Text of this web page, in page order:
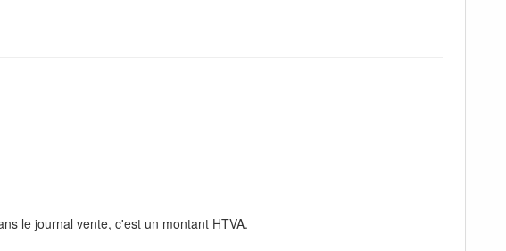
le journal vente, c'est un montant HTVA.